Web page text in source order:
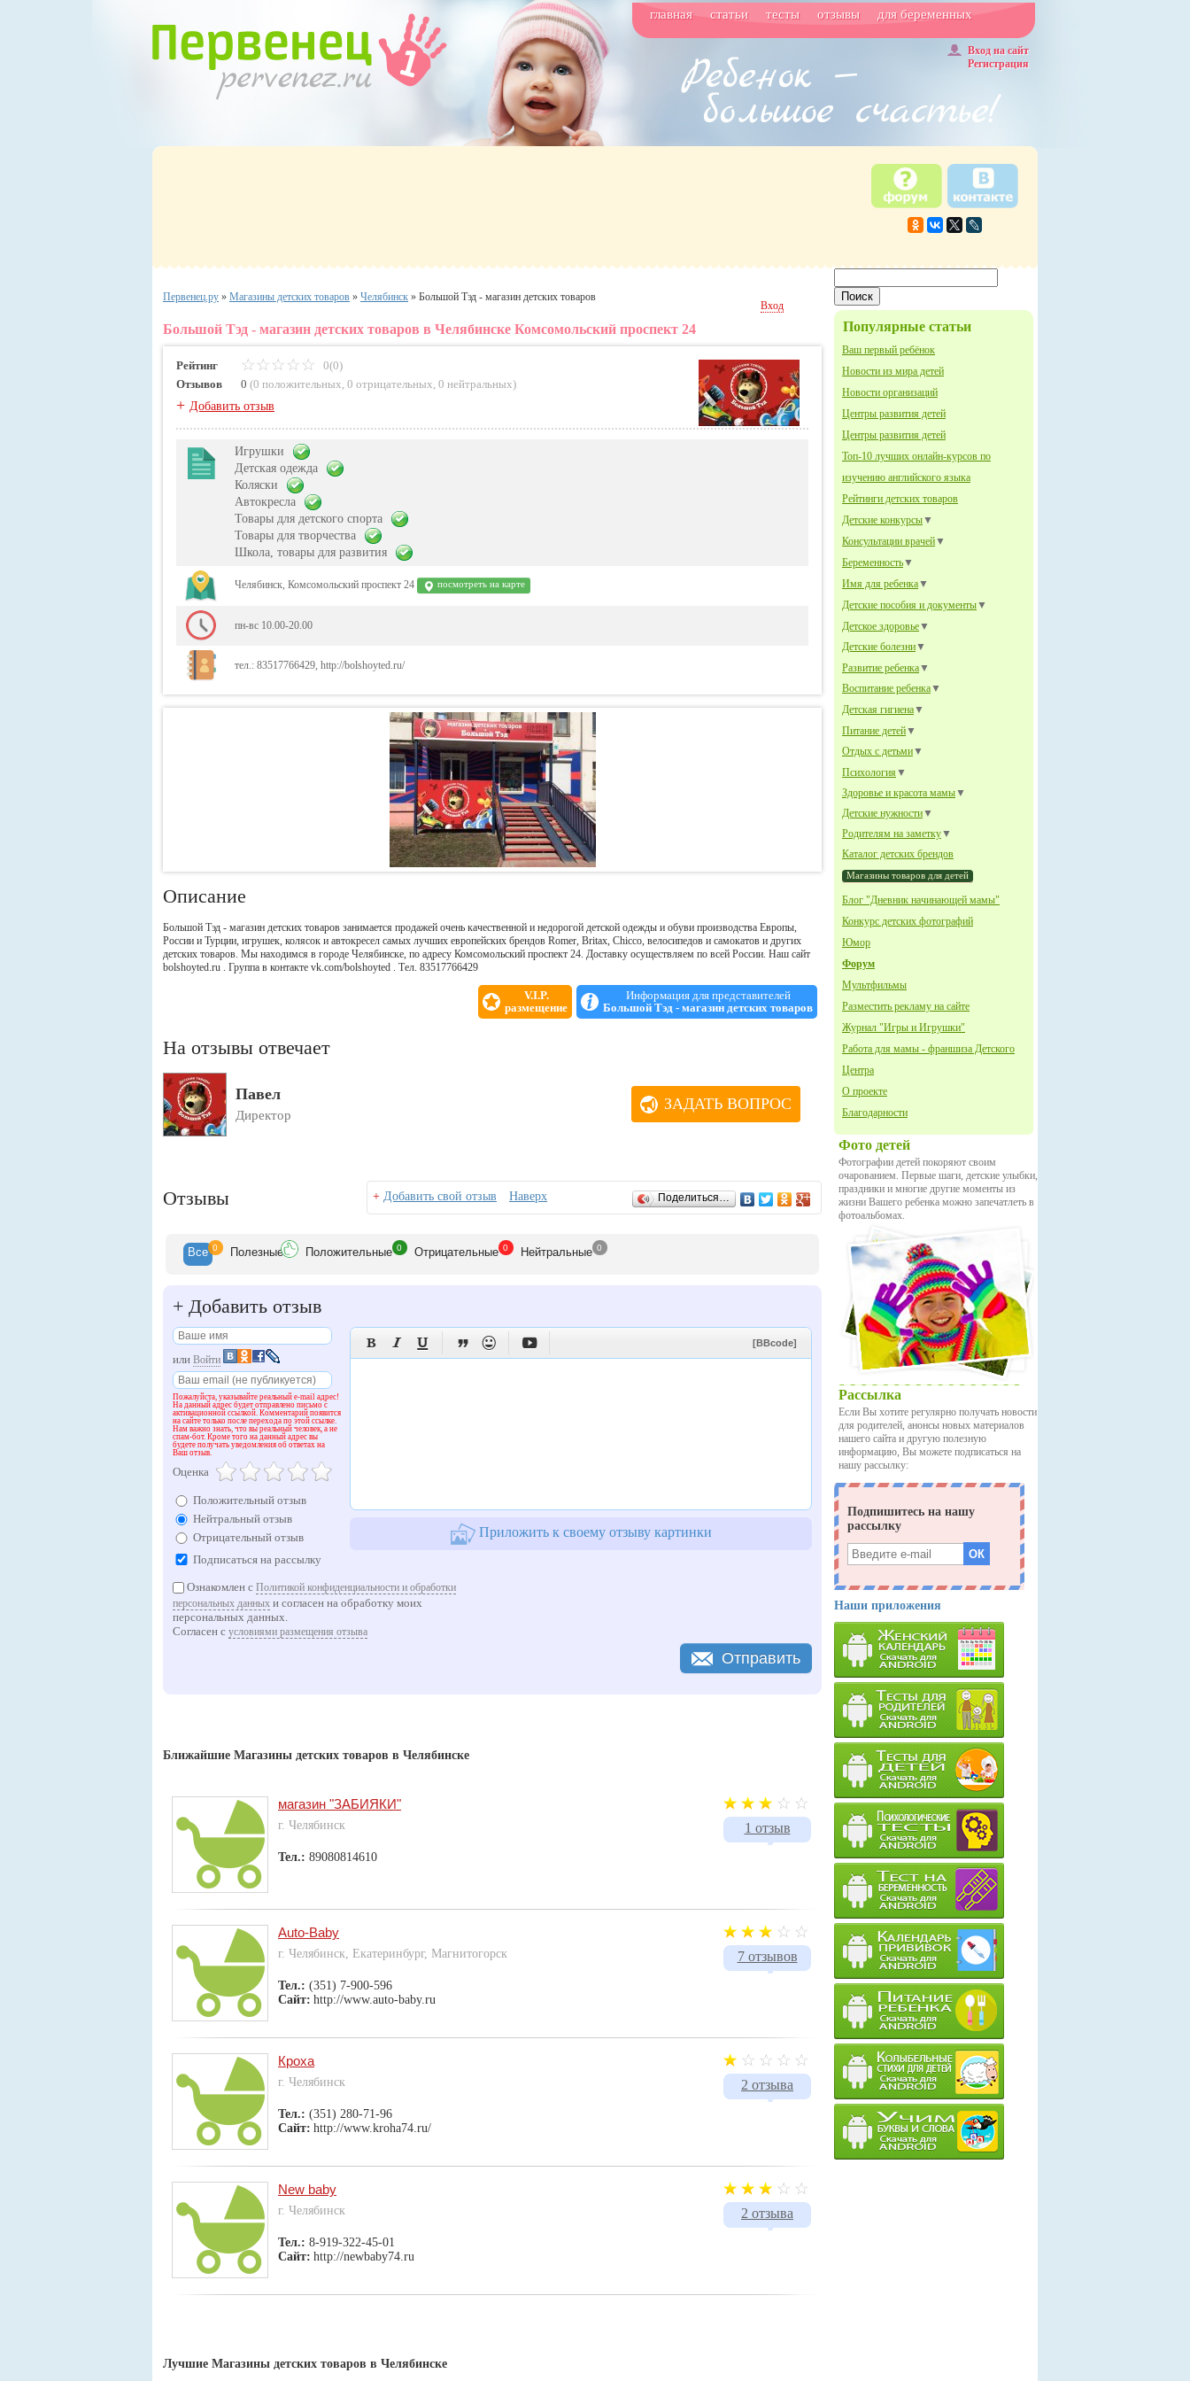
главная статьи тесты отзывы для беременных
Вход на сайт
Регистрация
Популярные статьи
Ваш первый ребёнок
Новости из мира детей
Новости организаций
Центры развития детей
Центры развития детей
Топ-10 лучших онлайн-курсов по
изучению английского языка
Рейтинги детских товаров
Детские конкурсы▼
Консультации врачей▼
Беременность▼
Имя для ребенка▼
Детские пособия и документы▼
Детское здоровье▼
Детские болезни▼
Развитие ребенка▼
Воспитание ребенка▼
Детская гигиена▼
Питание детей▼
Отдых с детьми▼
Психология ▼
Здоровье и красота мамы▼
Детские нужности▼
Родителям на заметку▼
Каталог детских брендов
Магазины товаров для детей
Блог "Дневник начинающей мамы"
Конкурс детских фотографий
Юмор
Форум
Мультфильмы
Разместить рекламу на сайте
Журнал "Игры и Игрушки"
Работа для мамы - франшиза Детского
Центра
О проекте
Благодарности
Фото детей
Фотографии детей покоряют своим
очарованием. Первые шаги, детские улыбки,
праздники и многие другие моменты из
жизни Вашего ребенка можно запечатлеть в
фотоальбомах.
Рассылка
Если Вы хотите регулярно получать новости
для родителей, анонсы новых материалов
нашего сайта и другую полезную
информацию, Вы можете подписаться на
нашу рассылку:
Наши приложения
Первенец.ру » Магазины детских товаров » Челябинск » Большой Тэд - магазин детских товаров
Вход
Большой Тэд - магазин детских товаров в Челябинске Комсомольский проспект 24
Рейтинг
0(0)
Отзывов
0 (0 положительных, 0 отрицательных, 0 нейтральных)
+ Добавить отзыв
Игрушки
Детская одежда
Коляски
Автокресла
Товары для детского спорта
Товары для творчества
Школа, товары для развития
Челябинск, Комсомольский проспект 24 посмотреть на карте
пн-вс 10.00-20.00
тел.: 83517766429, http://bolshoyted.ru/
Описание
Большой Тэд - магазин детских товаров занимается продажей очень качественной и недорогой детской одежды и обуви производства Европы,
России и Турции, игрушек, колясок и автокресел самых лучших европейских брендов Romer, Britax, Chicco, велосипедов и самокатов и других
детских товаров. Мы находимся в городе Челябинске, по адресу Комсомольский проспект 24. Доставку осуществляем по всей России. Наш сайт
bolshoyted.ru . Группа в контакте vk.com/bolshoyted . Тел. 83517766429
V.I.P.
размещение
Информация для представителей
Большой Тэд - магазин детских товаров
На отзывы отвечает
Павел
Директор
ЗАДАТЬ ВОПРОС
Отзывы + Добавить свой отзыв Наверх Поделиться…
Все 0 Полезные Положительные 0 Отрицательные 0 Нейтральные 0
+ Добавить отзыв
или Войти
Пожалуйста, указывайте реальный e-mail адрес!
На данный адрес будет отправлено письмо с
активационной ссылкой. Комментарий появится
на сайте только после перехода по этой ссылке.
Нам важно знать, что вы реальный человек, а не
спам-бот. Кроме того на данный адрес вы
будете получать уведомления об ответах на
Ваш отзыв.
Оценка
Положительный отзыв
Нейтральный отзыв
Отрицательный отзыв
Подписаться на рассылку
      [BBcode]
Приложить к своему отзыву картинки
Ознакомлен с Политикой конфиденциальности и обработки
персональных данных и согласен на обработку моих
персональных данных.
Согласен с условиями размещения отзыва
Отправить
Ближайшие Магазины детских товаров в Челябинске
1 отзыв
магазин "ЗАБИЯКИ"
г. Челябинск
Тел.: 89080814610
7 отзывов
Auto-Baby
г. Челябинск, Екатеринбург, Магнитогорск
Тел.: (351) 7-900-596
Сайт: http://www.auto-baby.ru
2 отзыва
Кроха
г. Челябинск
Тел.: (351) 280-71-96
Сайт: http://www.kroha74.ru/
2 отзыва
New baby
г. Челябинск
Тел.: 8-919-322-45-01
Сайт: http://newbaby74.ru
Лучшие Магазины детских товаров в Челябинске